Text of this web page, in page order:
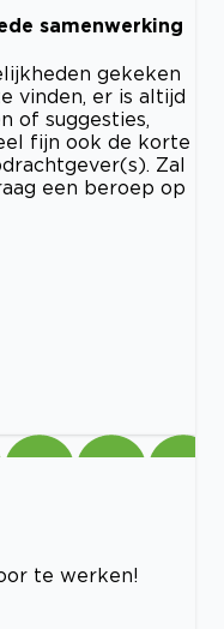
samenwerking
gekeken
vinden, er is altijd
of suggesties,
fijn ook de korte
Zal
een beroep op
te werken!